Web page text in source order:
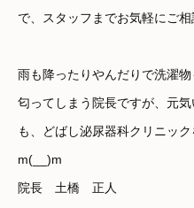
で、スタッフまでお気軽にご相
雨も降ったりやんだりで洗濯
匂ってしまう院長ですが、元
も、どばし泌尿器科クリニッ
m(__)m
院長 土橋 正人